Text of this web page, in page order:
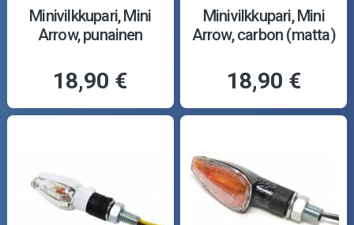
Minivilkkupari, Mini
Arrow, punainen
18,90 €
Minivilkkupari, Mini
Arrow, carbon (matta)
18,90 €